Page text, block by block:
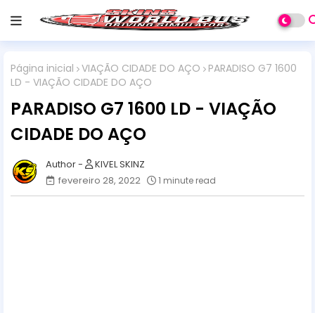
Página inicial VIAÇÃO CIDADE DO AÇO
PARADISO G7 1600
LD - VIAÇÃO CIDADE DO AÇO
PARADISO G7 1600 LD - VIAÇÃO
CIDADE DO AÇO
KIVEL SKINZ
fevereiro 28, 2022
1 minute read